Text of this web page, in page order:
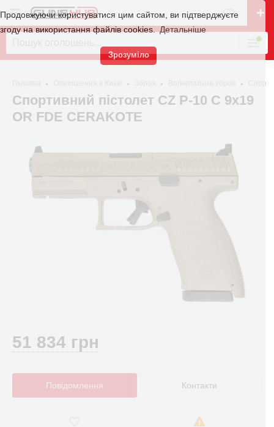
Продовжуючи користуватися цим сайтом, ви підтверджуєте
згоду на використання файлів cookies.
Детальніше
Зрозуміло
Спортивний пістолет CZ P-10 C 9x19
OR FDE CERAKOTE
51 834 грн
Повідомлення Контакти